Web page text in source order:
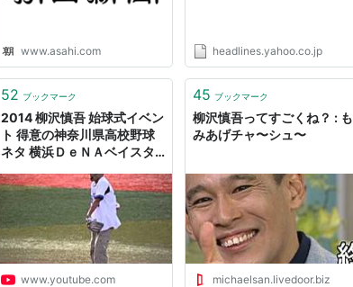
www.asahi.com headlines.yahoo.co.jp
52 ブックマーク
2014 柳沢慎吾 始球式イベン
ト 得意の神奈川県高校野球
ネタ 横浜ＤｅＮＡベイスタ
www.youtube.com
45 ブックマーク
柳沢慎吾ってすごくね？ : も
みあげチャ〜シュ〜
michaelsan.livedoor.biz